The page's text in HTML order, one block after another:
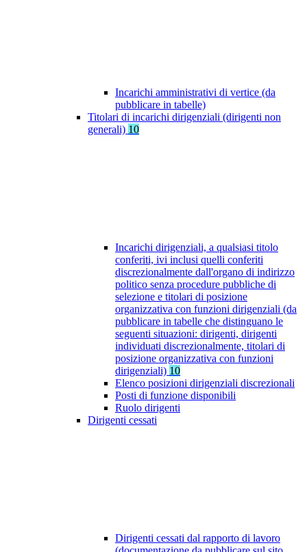
Incarichi amministrativi di vertice (da
pubblicare in tabelle)
Titolari di incarichi dirigenziali (dirigenti non
generali) 10
Incarichi dirigenziali, a qualsiasi titolo
conferiti, ivi inclusi quelli conferiti
discrezionalmente dall'organo di indirizzo
politico senza procedure pubbliche di
selezione e titolari di posizione
organizzativa con funzioni dirigenziali (da
pubblicare in tabelle che distinguano le
seguenti situazioni: dirigenti, dirigenti
individuati discrezionalmente, titolari di
posizione organizzativa con funzioni
dirigenziali) 10
Elenco posizioni dirigenziali discrezionali
Posti di funzione disponibili
Ruolo dirigenti
Dirigenti cessati
Dirigenti cessati dal rapporto di lavoro